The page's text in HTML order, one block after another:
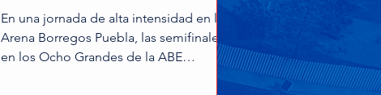
En una jornada de alta intensidad en la
Arena Borregos Puebla, las semifinales
en los Ocho Grandes de la ABE